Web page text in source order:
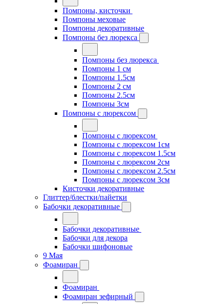
Помпоны, кисточки
Помпоны меховые
Помпоны декоративные
Помпоны без люрекса
Помпоны без люрекса
Помпоны 1 см
Помпоны 1.5см
Помпоны 2 см
Помпоны 2.5см
Помпоны 3см
Помпоны с люрексом
Помпоны с люрексом
Помпоны с люрексом 1см
Помпоны с люрексом 1.5см
Помпоны с люрексом 2см
Помпоны с люрексом 2.5см
Помпоны с люрексом 3см
Кисточки декоративные
Глиттер/блестки/пайетки
Бабочки декоративные
Бабочки декоративные
Бабочки для декора
Бабочки шифоновые
9 Мая
Фоамиран
Фоамиран
Фоамиран зефирный